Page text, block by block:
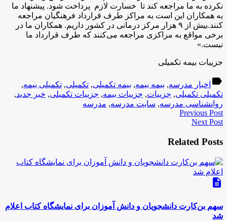
نکرده به ما مراجعه کند تا خسارت لازم پرداخت شود. پیشنهاد ما
به همکاران این است به مراکز طرف قرارداد فرهنگیان مراجعه
کنند.بیش از ۹ هزار مرکز درمانی در کشور داریم. همکاران ما در
برخی مواقع به مراکزی مراجعه می‌کنند که طرف قرارداد ما
نیست.»
جزییات بیمه تکمیلی
label اخبار مدرسه, بیمه بیمه, بیمه تکمیلی, تکمیلی, تکمیلی بیمه,
تکمیلی تکمیلی, جزییات, جزییات بیمه, جزییات تکمیلی, خبر جدید,
روانشناسی مدرسه, سایت مدرسه, مدرسه
Previous Post
Next Post
Related Posts
description
سهم بن‌کارت دانشجویان و دانش آموزان برای نمایشگاه کتاب اعلام
شد